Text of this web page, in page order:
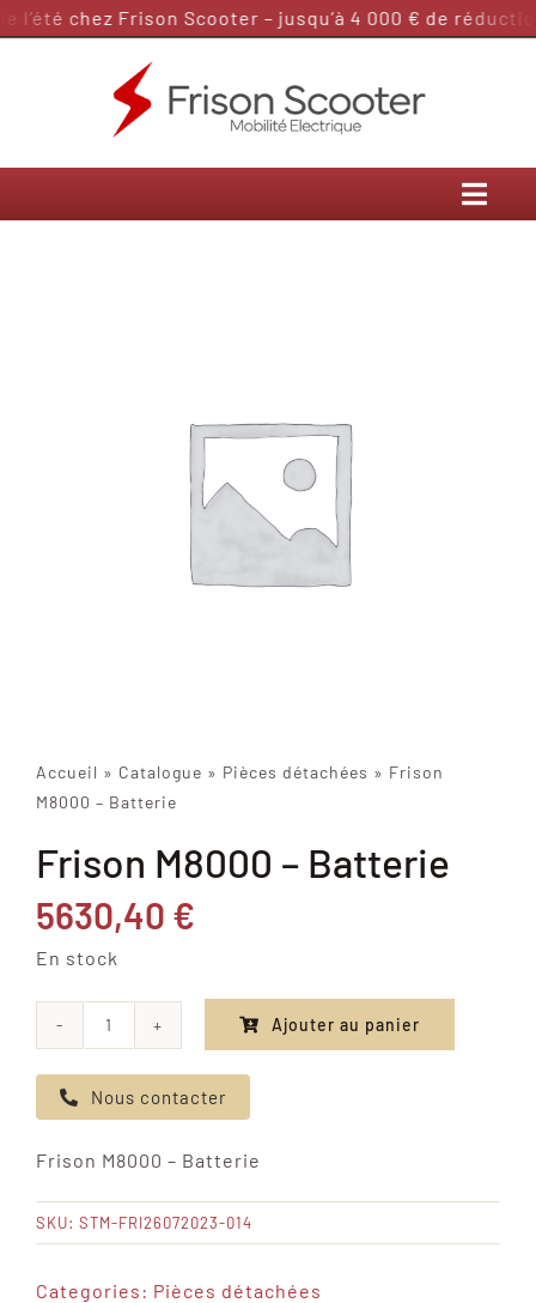
Passer
l’été chez Frison Scooter – jusqu’à 4 000 € de
Accueil » Catalogue » Pièces détachées » Frison
M8000 – Batterie
Frison M8000 – Batterie
5630,40 €
En stock
de
Frison
-
Batterie
Ajouter au panier
Nous contacter
Frison M8000 – Batterie
SKU: STM-FRI26072023-014
Categories: Pièces détachées